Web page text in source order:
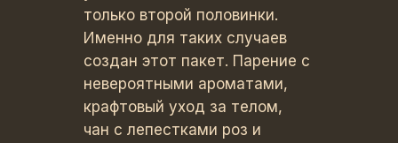
только второй половинки.
Именно для таких случаев
создан этот пакет. Парение с
невероятными ароматами,
крафтовый уход за телом,
чан с лепестками роз и